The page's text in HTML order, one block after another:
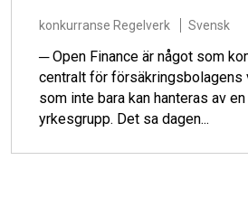
konkurranse Regelverk Svensk
─ Open Finance är något som
centralt för försäkringsbolagens
som inte bara kan hanteras av
yrkesgrupp. Det sa dagen...